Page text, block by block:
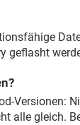
geflasht
Versionen:
alle gleich.